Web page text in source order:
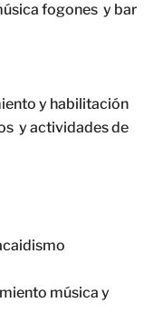
fogones y bar
y habilitación
y actividades de
música y